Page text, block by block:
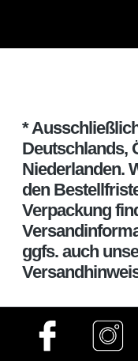
*
Deutschlands,
Niederlanden.
den
Verpackung
ggfs. auch